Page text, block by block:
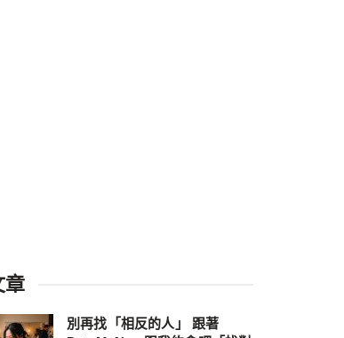
章
別再找「相反的人」 跟著